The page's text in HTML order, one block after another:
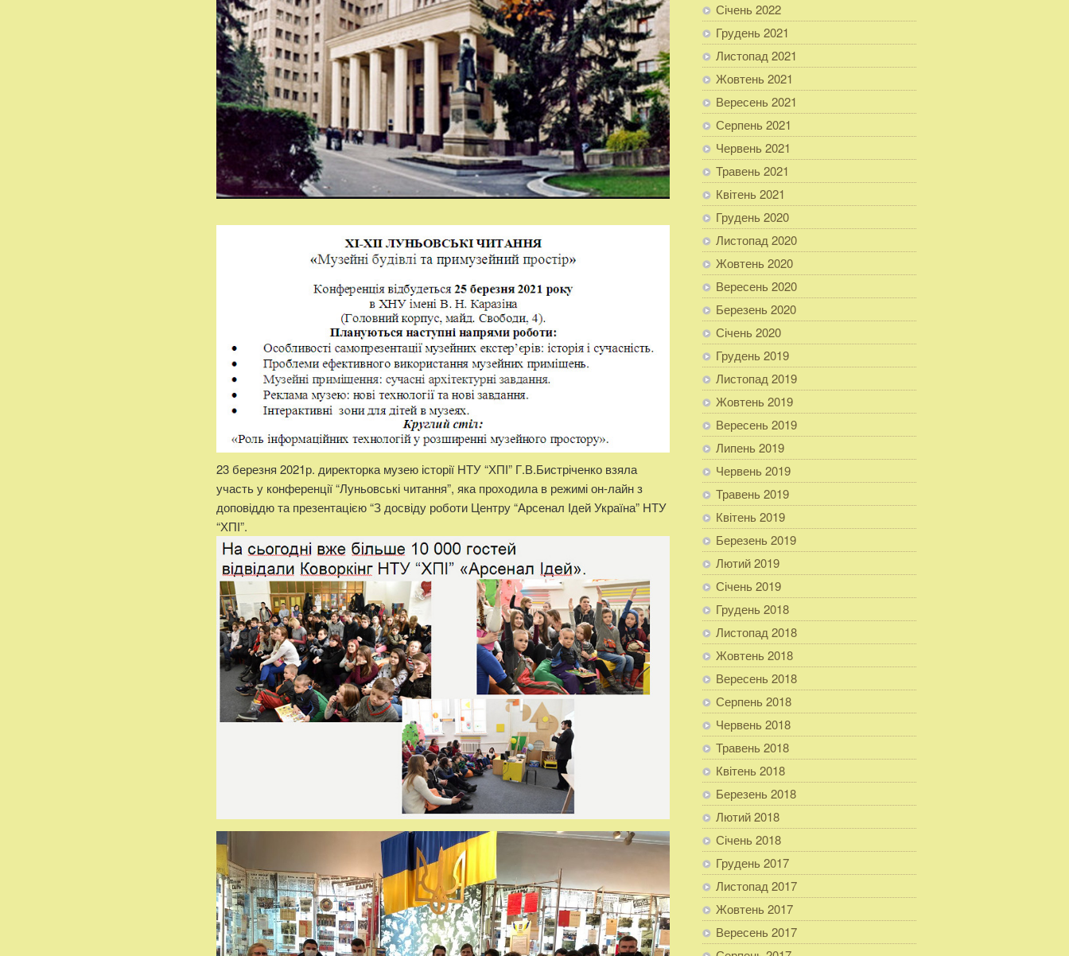
23 березня 2021р. директорка музею історії НТУ “ХПІ” Г.В.Бистріченко взяла
участь у конференції “Луньовські читання”, яка проходила в режимі он-лайн з
доповіддю та презентацією “З досвіду роботи Центру “Арсенал Ідей Україна” НТУ
“ХПІ”.
Січень 2022
Грудень 2021
Листопад 2021
Жовтень 2021
Вересень 2021
Серпень 2021
Червень 2021
Травень 2021
Квітень 2021
Грудень 2020
Листопад 2020
Жовтень 2020
Вересень 2020
Березень 2020
Січень 2020
Грудень 2019
Листопад 2019
Жовтень 2019
Вересень 2019
Липень 2019
Червень 2019
Травень 2019
Квітень 2019
Березень 2019
Лютий 2019
Січень 2019
Грудень 2018
Листопад 2018
Жовтень 2018
Вересень 2018
Серпень 2018
Червень 2018
Травень 2018
Квітень 2018
Березень 2018
Лютий 2018
Січень 2018
Грудень 2017
Листопад 2017
Жовтень 2017
Вересень 2017